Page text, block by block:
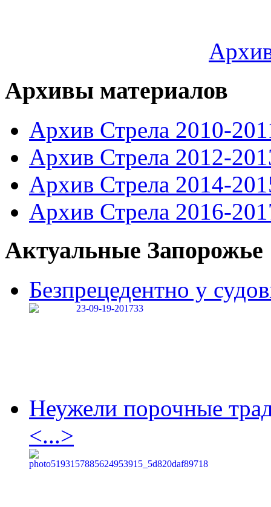
Архивы материалов
Архив Стрела 2010-
Архив Стрела 2012-
Архив Стрела 2014-
Архив Стрела 2016-
Актуальные Запорожье
Безпрецедентно у
Неужели порочные
<...>